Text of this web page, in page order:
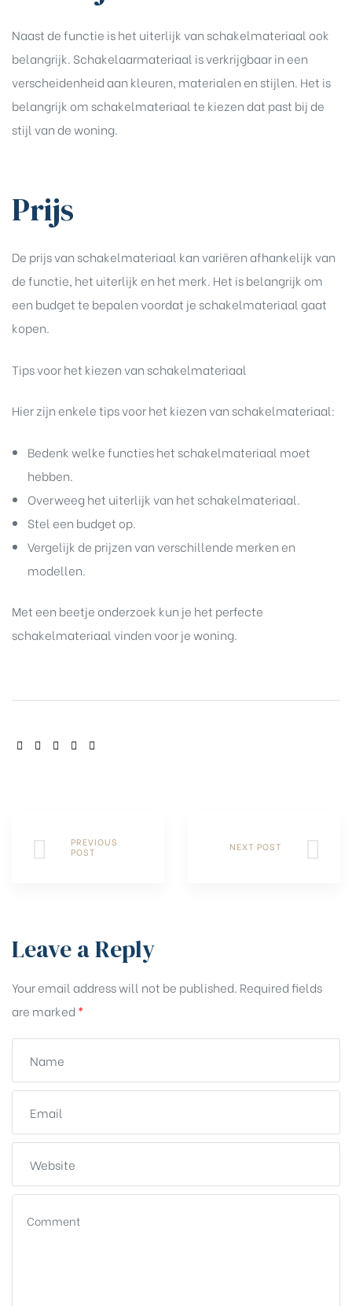
Naast de functie is het uiterlijk van schakelmateriaal ook
belangrijk. Schakelaarmateriaal is verkrijgbaar in een
verscheidenheid aan kleuren, materialen en stijlen. Het is
belangrijk om schakelmateriaal te kiezen dat past bij de
stijl van de woning.
Prijs
De prijs van schakelmateriaal kan variëren afhankelijk van
de functie, het uiterlijk en het merk. Het is belangrijk om
een budget te bepalen voordat je schakelmateriaal gaat
kopen.
Tips voor het kiezen van schakelmateriaal
Hier zijn enkele tips voor het kiezen van schakelmateriaal:
Bedenk welke functies het schakelmateriaal moet
hebben.
Overweeg het uiterlijk van het schakelmateriaal.
Stel een budget op.
Vergelijk de prijzen van verschillende merken en
modellen.
Met een beetje onderzoek kun je het perfecte
schakelmateriaal vinden voor je woning.
SHARE:
PREVIOUS
POST
NEXT POST
Leave a Reply
Your email address will not be published. Required fields
are marked *